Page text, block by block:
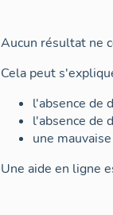
Aucun résultat ne
Cela peut
l'absence de
l'absence de
une
Une aide en ligne